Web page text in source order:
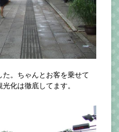
。ちゃんとお客を乗せて
化は徹底してます。